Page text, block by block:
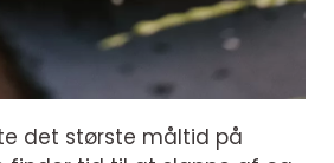
det største måltid på